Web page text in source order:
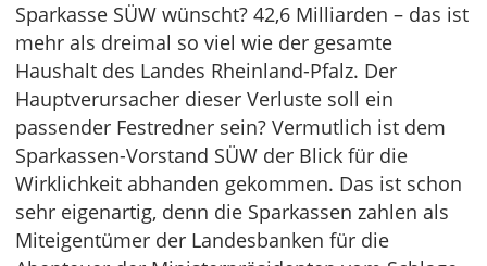
Sparkasse SÜW wünscht? 42,6 Milliarden – das ist
mehr als dreimal so viel wie der gesamte
Haushalt des Landes Rheinland-Pfalz. Der
Hauptverursacher dieser Verluste soll ein
passender Festredner sein? Vermutlich ist dem
Sparkassen-Vorstand SÜW der Blick für die
Wirklichkeit abhanden gekommen. Das ist schon
sehr eigenartig, denn die Sparkassen zahlen als
Miteigentümer der Landesbanken für die